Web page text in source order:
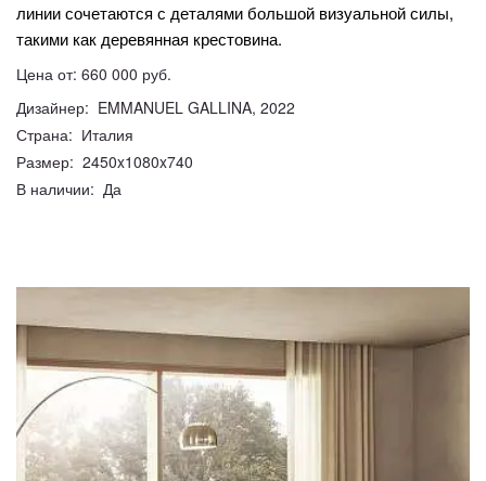
линии сочетаются с деталями большой визуальной силы,
такими как деревянная крестовина.
Цена от: 660 000 руб.
Дизайнер: EMMANUEL GALLINA, 2022
Страна: Италия
Размер: 2450x1080x740
В наличии: Да